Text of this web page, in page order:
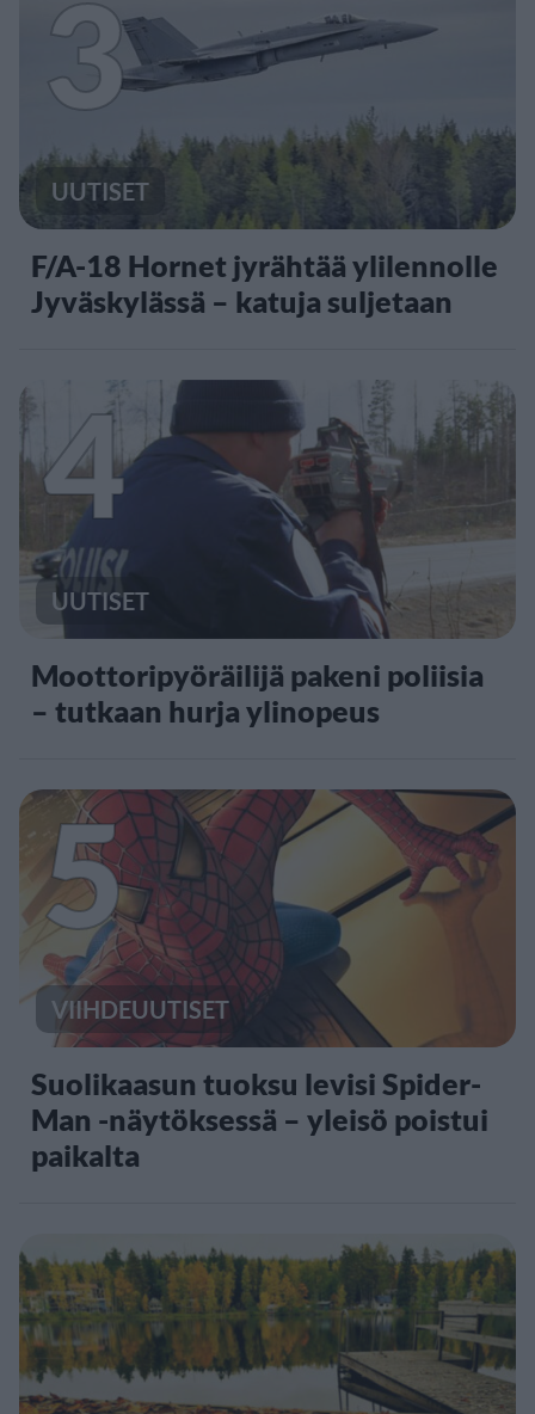
3
UUTISET
F/A-18 Hornet jyrähtää ylilennolle
Jyväskylässä – katuja suljetaan
4
UUTISET
Moottoripyöräilijä pakeni poliisia
– tutkaan hurja ylinopeus
5
VIIHDEUUTISET
Suolikaasun tuoksu levisi Spider-
Man -näytöksessä – yleisö poistui
paikalta